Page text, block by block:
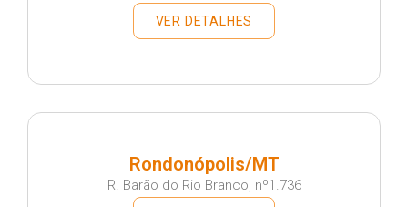
VER DETALHES
Rondonópolis/MT
R. Barão do Rio Branco, nº1.736